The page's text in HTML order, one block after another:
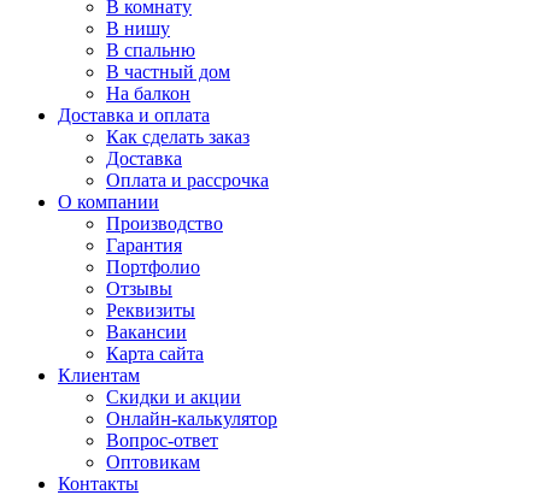
В комнату
В нишу
В спальню
В частный дом
На балкон
Доставка и оплата
Как сделать заказ
Доставка
Оплата и рассрочка
О компании
Производство
Гарантия
Портфолио
Отзывы
Реквизиты
Вакансии
Карта сайта
Клиентам
Скидки и акции
Онлайн-калькулятор
Вопрос-ответ
Оптовикам
Контакты